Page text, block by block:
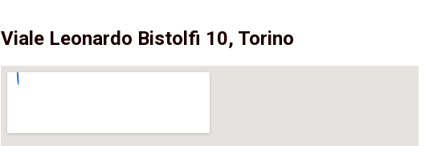
Viale Leonardo Bistolfi 10, Torino